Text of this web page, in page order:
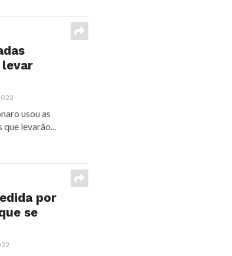
levar
usou as
levarão...
por
se